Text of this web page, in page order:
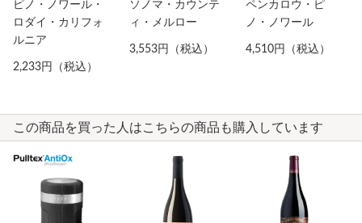
ピノ・ノワール・
ロダイ・カリフォ
ルニア
2,233円（税込）
ソノマ・カウンテ
ィ・メルロー
3,553円（税込）
ペンカロウ・ピ
ノ・ノワール
4,510円（税込）
この商品を買った人はこちらの商品も購入しています